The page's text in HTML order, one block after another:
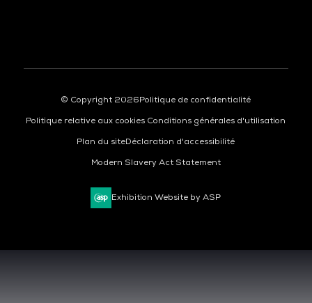
© Copyright 2026Politique de confidentialité
Politique relative aux cookies Conditions générales d'utilisation
Plan du siteDéclaration d'accessibilité
Modern Slavery Act Statement
Exhibition Website by ASP